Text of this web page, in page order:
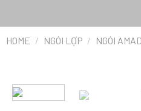
HOME / NGÓI LỢP / NGÓI